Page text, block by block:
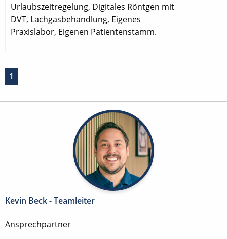
Urlaubszeitregelung, Digitales Röntgen mit
DVT, Lachgasbehandlung, Eigenes
Praxislabor, Eigenen Patientenstamm.
1
Kevin Beck - Teamleiter
Ansprechpartner